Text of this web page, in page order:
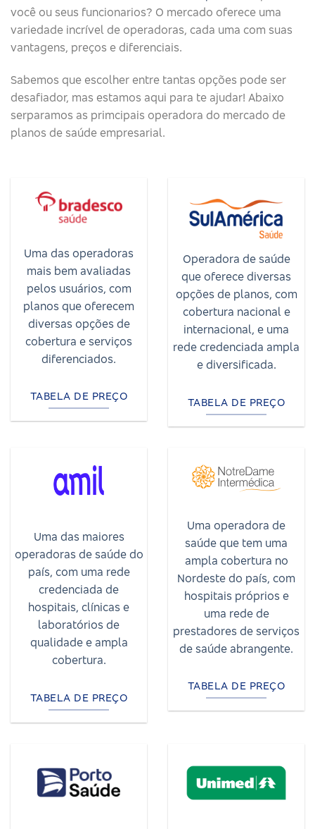
você ou seus funcionarios? O mercado oferece uma
variedade incrível de operadoras, cada uma com suas
vantagens, preços e diferenciais.
Sabemos que escolher entre tantas opções pode ser
desafiador, mas estamos aqui para te ajudar! Abaixo
serparamos as primcipais operadora do mercado de
planos de saúde empresarial.
Uma das operadoras
mais bem avaliadas
pelos usuários, com
planos que oferecem
diversas opções de
cobertura e serviços
diferenciados.
TABELA DE PREÇO
Operadora de saúde
que oferece diversas
opções de planos, com
cobertura nacional e
internacional, e uma
rede credenciada ampla
e diversificada.
TABELA DE PREÇO
Uma das maiores
operadoras de saúde do
país, com uma rede
credenciada de
hospitais, clínicas e
laboratórios de
qualidade e ampla
cobertura.
TABELA DE PREÇO
Uma operadora de
saúde que tem uma
ampla cobertura no
Nordeste do país, com
hospitais próprios e
uma rede de
prestadores de serviços
de saúde abrangente.
TABELA DE PREÇO